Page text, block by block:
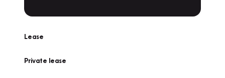
Lease
Private lease